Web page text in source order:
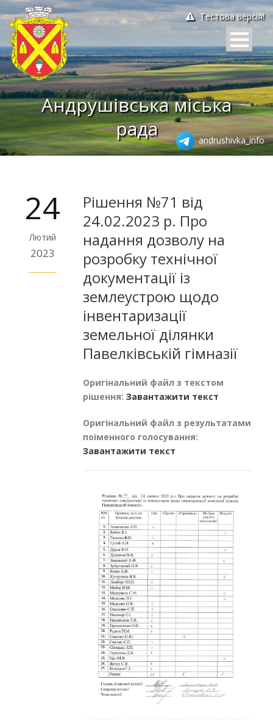
Тестова версія!
Андрушівська міська
рада
andrushivka_info
24
Лютий
2023
Рішення №71 від
24.02.2023 р. Про
надання дозволу на
розробку технічної
документації із
землеустрою щодо
інвентаризації
земельної ділянки
Павелківській гімназії
Оригінальний файл з текстом
рішення: Завантажити текст
Оригінальний файл з результатами
поіменного голосування:
Завантажити текст